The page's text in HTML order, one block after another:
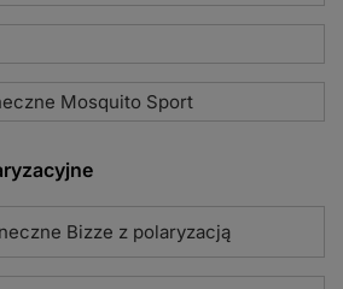
Mosquito Sport
Bizze z polaryzacją